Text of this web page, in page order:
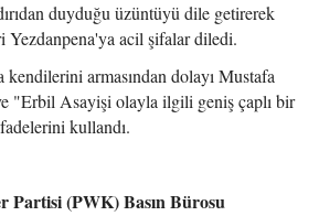
duyduğu üzüntüyü dile getirerek
Yezdanpena'ya acil şifalar diledi.
armasından dolayı Mustafa
"Erbil Asayişi olayla ilgili geniş çaplı bir
kullandı.
Partisi (PWK) Basın Bürosu